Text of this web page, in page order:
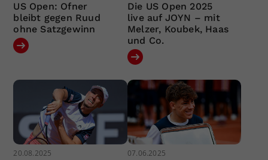
US Open: Ofner
bleibt gegen Ruud
ohne Satzgewinn
Die US Open 2025
live auf JOYN – mit
Melzer, Koubek, Haas
und Co.
20.08.2025 07.06.2025